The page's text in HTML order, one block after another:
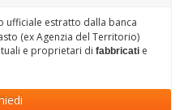
ufficiale estratto dalla banca
(ex Agenzia del Territorio)
e proprietari difabbricati e